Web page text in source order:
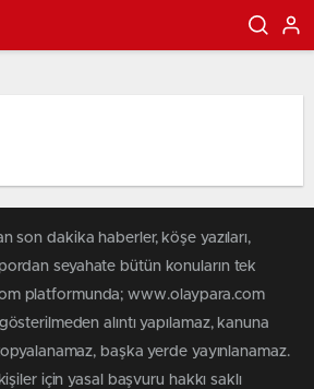
son dakika haberler, köşe yazıları,
seyahate bütün konuların tek
platformunda; www.olaypara.com
alıntı yapılamaz, kanuna
başka yerde yayınlanamaz.
için yasal başvuru hakkı saklı